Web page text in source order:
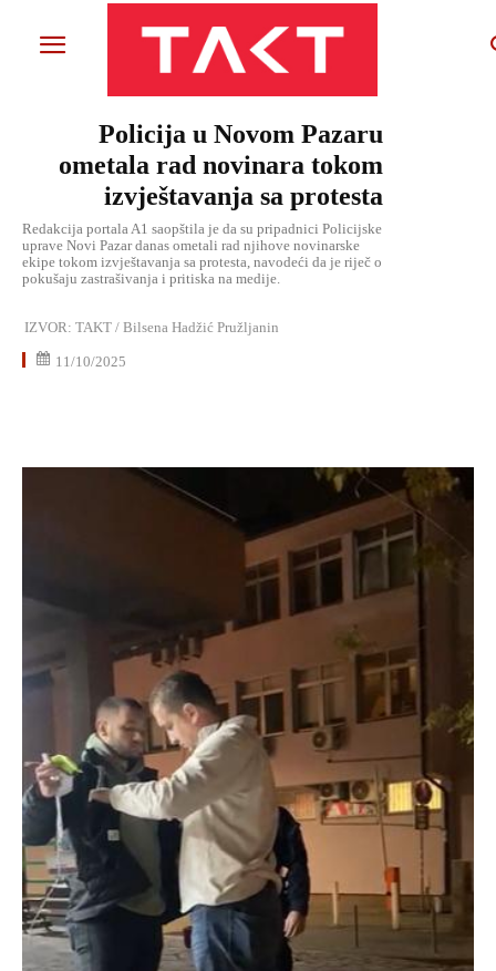
Policija u Novom Pazaru
ometala rad novinara tokom
izvještavanja sa protesta
Redakcija portala A1 saopštila je da su pripadnici Policijske
uprave Novi Pazar danas ometali rad njihove novinarske
ekipe tokom izvještavanja sa protesta, navodeći da je riječ o
pokušaju zastrašivanja i pritiska na medije.
IZVOR: TAKT / Bilsena Hadžić Pružljanin
11/10/2025